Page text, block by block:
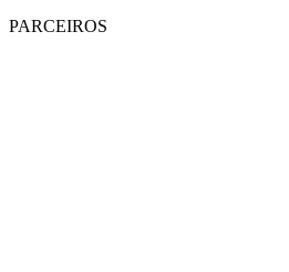
PARCEIROS